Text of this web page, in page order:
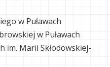
w Puławach
w Puławach
im. Marii Skłodowskiej-